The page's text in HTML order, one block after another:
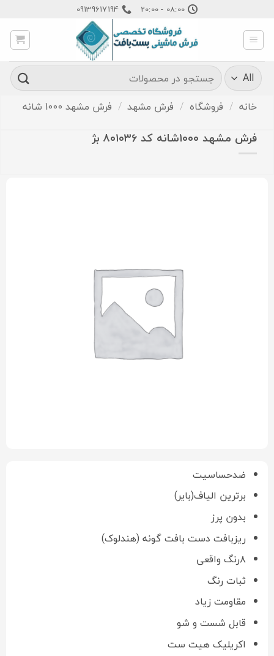
content
08:00 - 20:00
09139617194
جستجو
برای:
خانه / فروشگاه / فرش مشهد / فرش مشهد 1000 شانه
فرش مشهد ۱۰۰۰شانه کد ۸۰۱۰۳۶ بژ
ضدحساسیت
برترین الیاف(بایر)
بدون پرز
ریزبافت دست بافت گونه (هندلوک)
۸رنگ واقعی
ثبات رنگ
مقاومت زیاد
قابل شست و شو
اکریلیک هیت ست